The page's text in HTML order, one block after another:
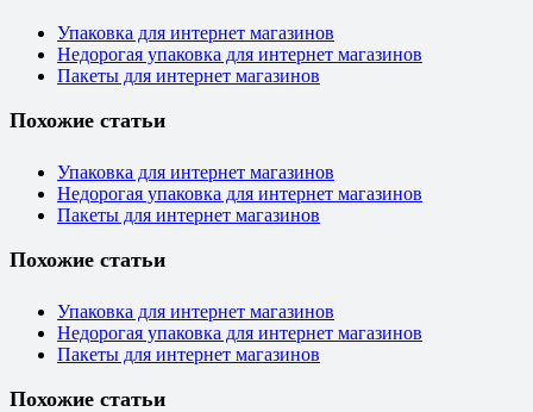
Упаковка для интернет магазинов
Недорогая упаковка для интернет магазинов
Пакеты для интернет магазинов
Похожие статьи
Упаковка для интернет магазинов
Недорогая упаковка для интернет магазинов
Пакеты для интернет магазинов
Похожие статьи
Упаковка для интернет магазинов
Недорогая упаковка для интернет магазинов
Пакеты для интернет магазинов
Похожие статьи